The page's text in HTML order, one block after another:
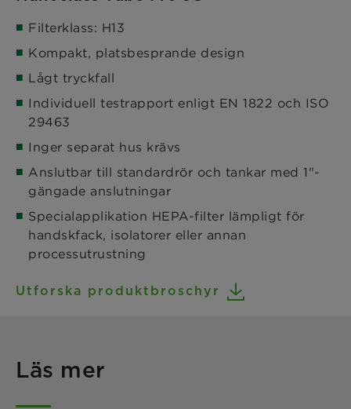
Filterklass: H13
Kompakt, platsbesprande design
Lågt tryckfall
Individuell testrapport enligt EN 1822 och ISO
29463
Inger separat hus krävs
Anslutbar till standardrör och tankar med 1"-
gängade anslutningar
Specialapplikation HEPA-filter lämpligt för
handskfack, isolatorer eller annan
processutrustning
Utforska produktbroschyr
Läs mer